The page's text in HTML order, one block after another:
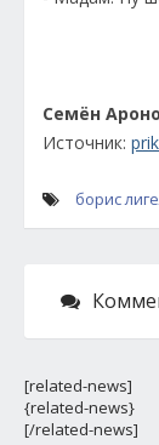
Семён
Источник:
борис
[related-news]
{related-news}
[/related-news]